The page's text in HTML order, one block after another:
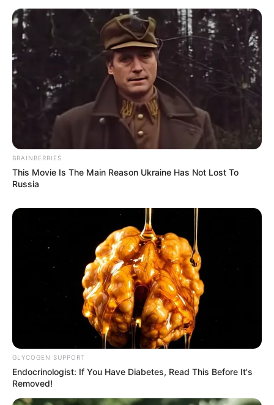
BRAINBERRIES
This Movie Is The Main Reason Ukraine Has Not Lost To
Russia
GLYCOGEN SUPPORT
Endocrinologist: If You Have Diabetes, Read This Before It's
Removed!